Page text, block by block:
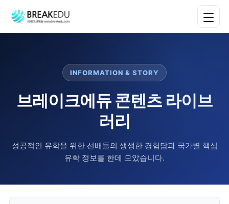
INFORMATION & STORY
브레이크에듀 콘텐츠 라이브
러리
성공적인 유학을 위한 선배들의 생생한 경험담과 국가별 핵심
유학 정보를 한데 모았습니다.